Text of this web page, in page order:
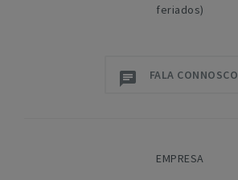
feriados)
FALA CONNOSCO
EMPRESA